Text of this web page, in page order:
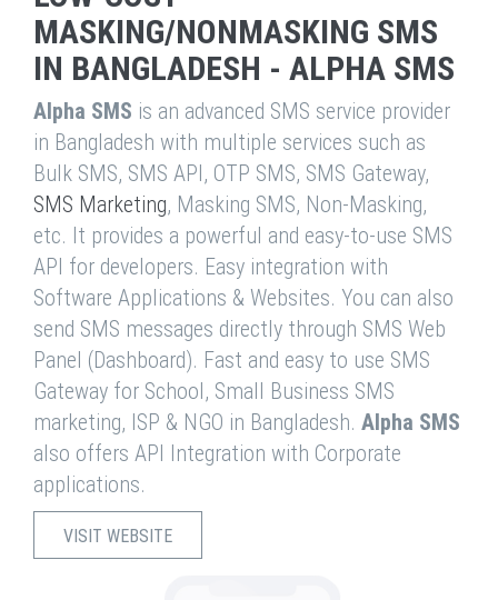
MASKING/NONMASKING SMS
IN BANGLADESH - ALPHA SMS
Alpha SMS is an advanced SMS service provider
in Bangladesh with multiple services such as
Bulk SMS, SMS API, OTP SMS, SMS Gateway,
SMS Marketing, Masking SMS, Non-Masking,
etc. It provides a powerful and easy-to-use SMS
API for developers. Easy integration with
Software Applications & Websites. You can also
send SMS messages directly through SMS Web
Panel (Dashboard). Fast and easy to use SMS
Gateway for School, Small Business SMS
marketing, ISP & NGO in Bangladesh. Alpha SMS
also offers API Integration with Corporate
applications.
VISIT WEBSITE